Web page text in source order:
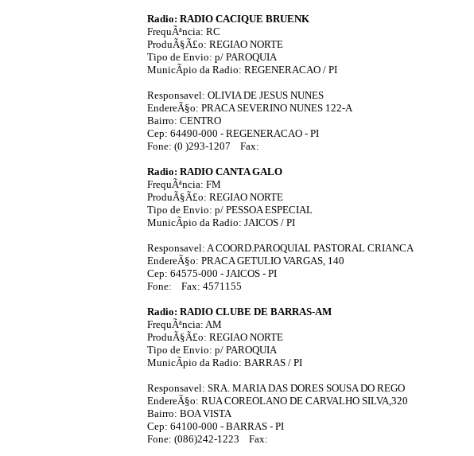
Radio: RADIO CACIQUE BRUENK
FrequÃªncia: RC
ProduÃ§Ã£o: REGIAO NORTE
Tipo de Envio: p/ PAROQUIA
MunicÃ­pio da Radio: REGENERACAO / PI
Responsavel: OLIVIA DE JESUS NUNES
EndereÃ§o: PRACA SEVERINO NUNES 122-A
Bairro: CENTRO
Cep: 64490-000 - REGENERACAO - PI
Fone: (0 )293-1207 Fax:
Radio: RADIO CANTA GALO
FrequÃªncia: FM
ProduÃ§Ã£o: REGIAO NORTE
Tipo de Envio: p/ PESSOA ESPECIAL
MunicÃ­pio da Radio: JAICOS / PI
Responsavel: A COORD.PAROQUIAL PASTORAL CRIANCA
EndereÃ§o: PRACA GETULIO VARGAS, 140
Cep: 64575-000 - JAICOS - PI
Fone: Fax: 4571155
Radio: RADIO CLUBE DE BARRAS-AM
FrequÃªncia: AM
ProduÃ§Ã£o: REGIAO NORTE
Tipo de Envio: p/ PAROQUIA
MunicÃ­pio da Radio: BARRAS / PI
Responsavel: SRA. MARIA DAS DORES SOUSA DO REGO
EndereÃ§o: RUA COREOLANO DE CARVALHO SILVA,320
Bairro: BOA VISTA
Cep: 64100-000 - BARRAS - PI
Fone: (086)242-1223 Fax: